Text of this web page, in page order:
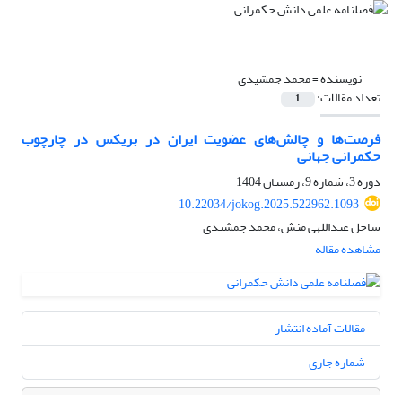
نویسنده =محمد جمشیدی
تعداد مقالات: 1
فرصت‌ها و چالش‌های عضویت ایران در بریکس در چارچوب
حکمرانی جهانی
دوره 3، شماره 9، زمستان 1404
10.22034/jokog.2025.522962.1093
ساحل عبداللهی منش، محمد جمشیدی
مشاهده مقاله
مقالات آماده انتشار
شماره جاری